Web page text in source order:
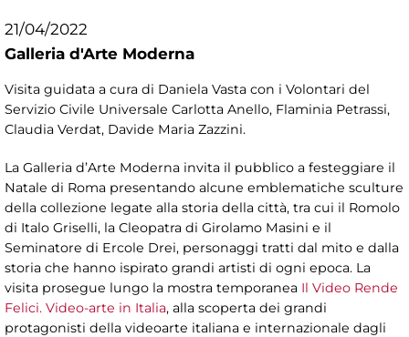
21/04/2022
Galleria d'Arte Moderna
Visita guidata a cura di Daniela Vasta con i Volontari del
Servizio Civile Universale Carlotta Anello, Flaminia Petrassi,
Claudia Verdat, Davide Maria Zazzini.
La Galleria d’Arte Moderna invita il pubblico a festeggiare il
Natale di Roma presentando alcune emblematiche sculture
della collezione legate alla storia della città, tra cui il Romolo
di Italo Griselli, la Cleopatra di Girolamo Masini e il
Seminatore di Ercole Drei, personaggi tratti dal mito e dalla
storia che hanno ispirato grandi artisti di ogni epoca. La
visita prosegue lungo la mostra temporanea Il Video Rende
Felici. Video-arte in Italia, alla scoperta dei grandi
protagonisti della videoarte italiana e internazionale dagli